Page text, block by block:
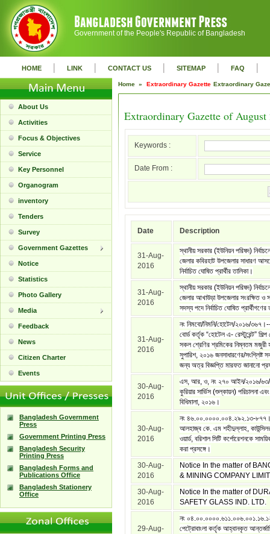
Government of the People's Republic of Bangladesh
HOME | LINK | CONTACT US | SITEMAP | FAQ |
About Us
Activities
Focus & Objectives
Service
Key Personnel
Organogram
inventory
Tenders
Survey
Government Gazettes
Notice
Statistics
Photo Gallery
Media
Feedback
News
Citizen Charter
Events
Bangladesh Government
Press
Government Printing Press
Bangladesh Security
Printing Press
Bangladesh Forms and
Publications Office
Bangladesh Stationery
Office
Home » Extraordinary Gazette Extraordinary
Extraordinary Gazette of August
Keywords :
Date From :
Date Description
31-Aug-
2016
স্থানীয় সরকার (ইউনিয়ন পরিষদ)
জেলার কবিরহাট উপজেলার সাধারণ
নির্বাচিত ঘোষিত প্রার্থীর তালিকা।
31-Aug-
2016
স্থানীয় সরকার (ইউনিয়ন পরিষদ) নির্বাচনে
জেলার আখাউড়া উপজেলার সংরক্ষিত ও
সদস্য পদে নির্বাচিত ঘোষিত প্রার্থীগণের
31-Aug-
2016
নং নিমবো/নিমনি/হোটেল/২০১৬/
বোর্ড কর্তৃক “হোটেল এ- রেস্টুরেন্ট” শিল্প
সকল শ্রেণির শ্রমিকের নিম্নতম মজুরী
সুপারিশ, ২০১৬ জনসাধারণের/সংশ্লিষ্ট
জন্য অত্র বিজ্ঞপ্তি মারফত জানানো
30-Aug-
2016
এস, আর, ও, নং ২৭০ আইন/২০১৬/৬৩/
কুরিয়ার সার্ভিস (শুল্কায়ন) পরিচালনা এবং
বিধিমালা, ২০১৬।
30-Aug-
2016
নং ৪৬.০০.০০০০.০০৪.২৯২.১৩-
আলহাজ্ব কে. এম শহীদুল্লাহ,
ওয়ার্ড, বরিশাল সিটি কর্পোরেশনকে
করা প্রসঙ্গে।
30-Aug-
2016
Notice In the matter of
& MINING COMPANY
30-Aug-
2016
Notice In the matter of
SAFETY GLASS IND. LTD.
29-Aug-
নং
পেট্রোবাংলা কর্তৃক আহ্বানকৃত